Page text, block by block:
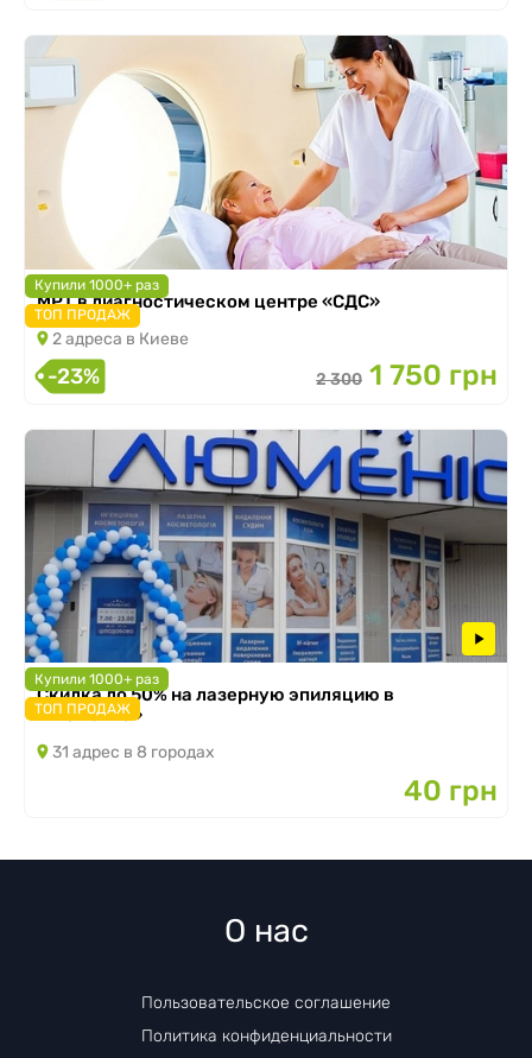
Купили 1000+ раз
ТОП ПРОДАЖ
МРТ в диагностическом центре «СДС»
2 адреса в Киеве
-23% 2 300 1 750 грн
Купили 1000+ раз
ТОП ПРОДАЖ
Скидка до 50% на лазерную эпиляцию в
«Люменис»
31 адрес в 8 городах
40 грн
О нас
Пользовательское соглашение
Политика конфиденциальности